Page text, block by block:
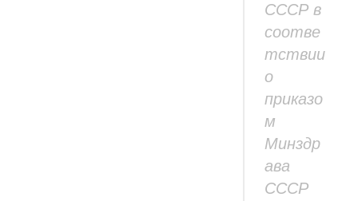
СССР в
соотве
тствии
о
приказо
м
Минздр
ава
СССР